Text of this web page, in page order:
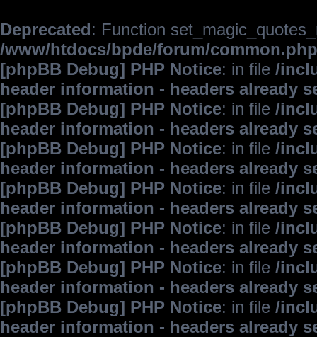
Deprecated: Function
/www/htdocs/bpde/forum/common.php
[phpBB Debug] PHP Notice: in file /
header information - headers already
[phpBB Debug] PHP Notice: in file /
header information - headers already
[phpBB Debug] PHP Notice: in file /
header information - headers already
[phpBB Debug] PHP Notice: in file /
header information - headers already
[phpBB Debug] PHP Notice: in file /
header information - headers already
[phpBB Debug] PHP Notice: in file /
header information - headers already
[phpBB Debug] PHP Notice: in file /
header information - headers already